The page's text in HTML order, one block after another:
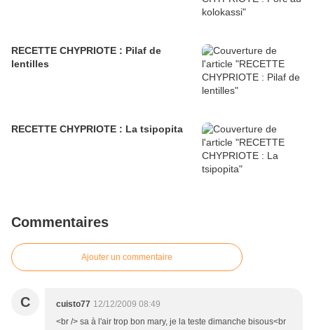
RECETTE CHYPRIOTE : Pilaf de
lentilles
RECETTE CHYPRIOTE : La tsipopita
Commentaires
Ajouter un commentaire
C cuisto77 12/12/2009 08:49
<br /> sa à l'air trop bon mary, je la teste dimanche bisous<br